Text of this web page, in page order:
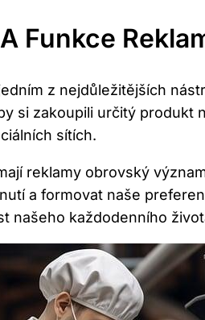
Funkce
z nejdůležitějších
si zakoupili určitý produkt
sítích.
reklamy obrovský
a formovat naše
našeho každodenního